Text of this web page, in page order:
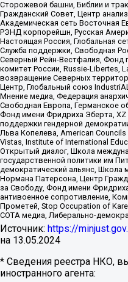
Сторожевой башни, Библии и
Гражданский Совет, Центр
Академическая сеть Восточная
РЭНД корпорейшн, Русская
Настоящая Россия, Глобальная
Служба поддержки, Свободная
Северный Рейн-Вестфалия, Фонд
комитет России, Russie-Libertes,
возвращение Северных
Центр, Глобальный союз
Мнение медиа, Федерация
Свободная Европа, Германское
Фонд имени Фридриха Эберта,
поддержки гендерной
Льва Копелева, American
Vistas, Institute of International
Открытый диалог, Школа
государственной политики им
демократический альянс,
Нормана Патерсона, Центр
за Свободу, Фонд имени
антивоенное сопротивление,
Прометей, Stop Occupation of
СОТА медиа, Либерально-
Источник: https://
на 13.05.2024
* Сведения реестра НКО,
иностранного агента: